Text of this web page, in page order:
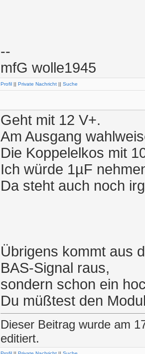
--
mfG wolle1945
Profil || Private Nachricht || Suche
Geht mit 12 V+.
Am Ausgang
Die Koppelelkos mit
Ich würde 1µF
Da steht auch noch
Übrigens kommt aus
BAS-Signal raus,
sondern schon ein
Du müßtest den
Dieser Beitrag wurde am
editiert.